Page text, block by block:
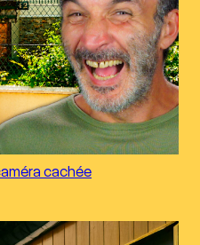
cachée